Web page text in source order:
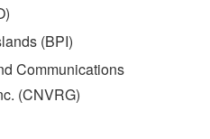
(BPI)
Communications
(CNVRG)